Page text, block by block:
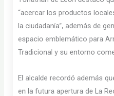
“acercar los productos
la ciudadanía”, además de
espacio emblemático para
Tradicional y su entorno
El alcalde recordó además
en la futura apertura de La